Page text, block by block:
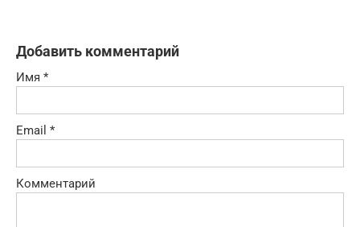
Добавить комментарий
Имя *
Email *
Комментарий